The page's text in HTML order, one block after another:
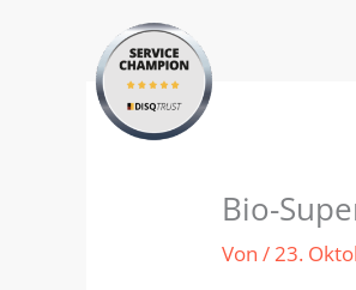
Bio-
Von/23.